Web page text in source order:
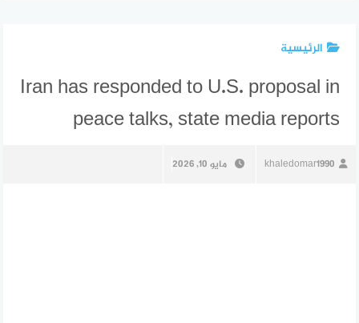
الرئيسية
Iran has responded to U.S. proposal in
peace talks, state media reports
khaledomar1990 مايو 10, 2026